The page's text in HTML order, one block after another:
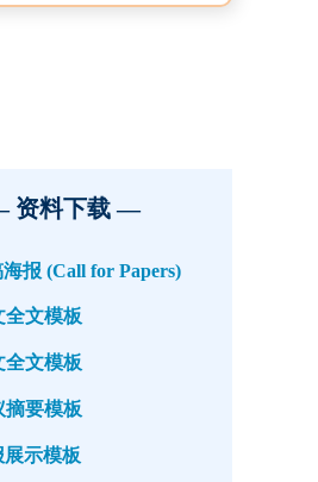
资料下载 —
报 (Call for Papers)
全文模板
全文模板
摘要模板
展示模板